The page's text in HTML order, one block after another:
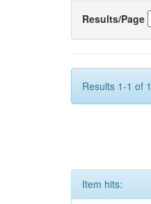
Results/Page
Results 1-1 of
Item hits: